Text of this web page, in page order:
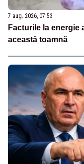
7 aug. 2026, 07:53
Facturile la energie
această toamnă